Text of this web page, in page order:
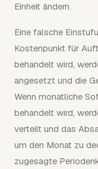
Einheit ändern.
Eine falsche
Kostenpunkt für
behandelt wird,
angesetzt und die
Wenn monatliche
behandelt wird,
verteilt und das
um den Monat zu
zugesagte